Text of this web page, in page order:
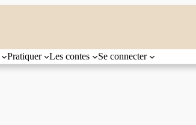
Pratiquer Les contes Se connecter